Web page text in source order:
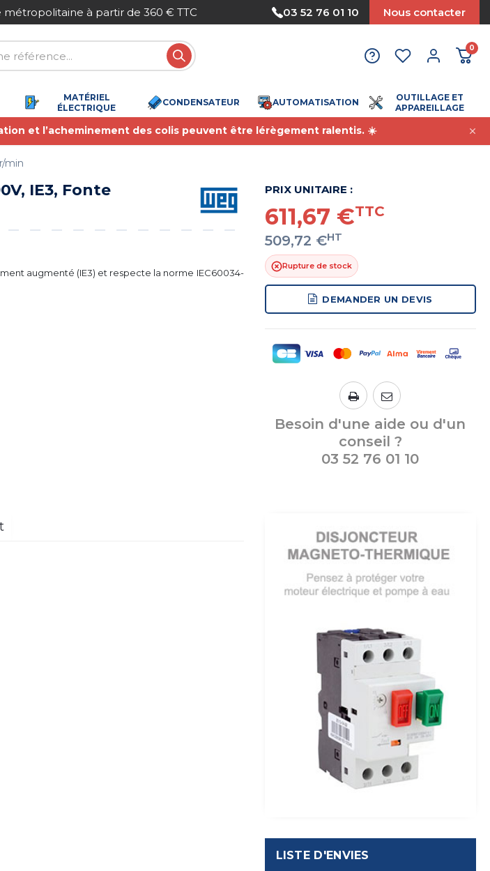
métropolitaine à partir de 360 € TTC Paiement sécurisé
03 52 76 01 10 Nous contacter
0
MATÉRIEL
ÉLECTRIQUE
CONDENSATEUR AUTOMATISATION
OUTILLAGE ET
APPAREILLAGE
et l’acheminement des colis peuvent être lérègement ralentis. ☀️
min
IE3, Fonte
augmenté (IE3) et respecte la norme IEC60034-
PRIX UNITAIRE :
611,67 €TTC
509,72 €HT
Rupture de stock
DEMANDER UN DEVIS
Besoin d'une aide ou d'un
conseil ?
03 52 76 01 10
LISTE D'ENVIES